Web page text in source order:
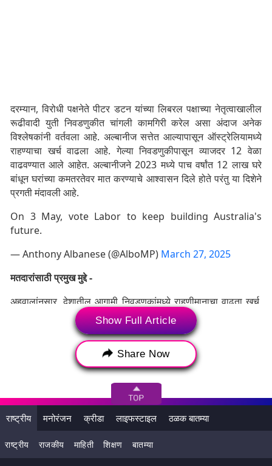
दरम्यान, विरोधी पक्षनेते पीटर डटन यांच्या लिबरल पक्षाच्या नेतृत्वाखालील
रूढीवादी युती निवडणुकीत चांगली कामगिरी करेल असा अंदाज अनेक
विश्लेषकांनी वर्तवला आहे. अल्बानीज सत्तेत आल्यापासून ऑस्ट्रेलियामध्ये
राहण्याचा खर्च वाढला आहे. गेल्या निवडणुकीपासून व्याजदर 12 वेळा
वाढवण्यात आले आहेत. अल्बानीजने 2023 मध्ये पाच वर्षांत 12 लाख घरे
बांधून घरांच्या कमतरतेवर मात करण्याचे आश्वासन दिले होते परंतु या दिशेने
प्रगती मंदावली आहे.
On 3 May, vote Labor to keep building Australia's
future.
— Anthony Albanese (@AlboMP) March 27, 2025
मतदारांसाठी प्रमुख मुद्दे -
अहवालांनुसार, देशातील आगामी निवडणुकांमध्ये राहणीमानाचा वाढता खर्च,
अर्थव्यवस्था, ऊर्जा आणि चीन यांचा समावेश असण्याची शक्यता आहे. देशाने
अलिकडच्या इतिहासातील राहणीमानाच्या खर्चात सर्वात तीव्र वाढ सहन
Show Full Article
Share Now
राष्ट्रीय मनोरंजन क्रीडा लाइफस्टाइल ठळक बातम्या
राष्ट्रीय राजकीय माहिती शिक्षण बातम्या